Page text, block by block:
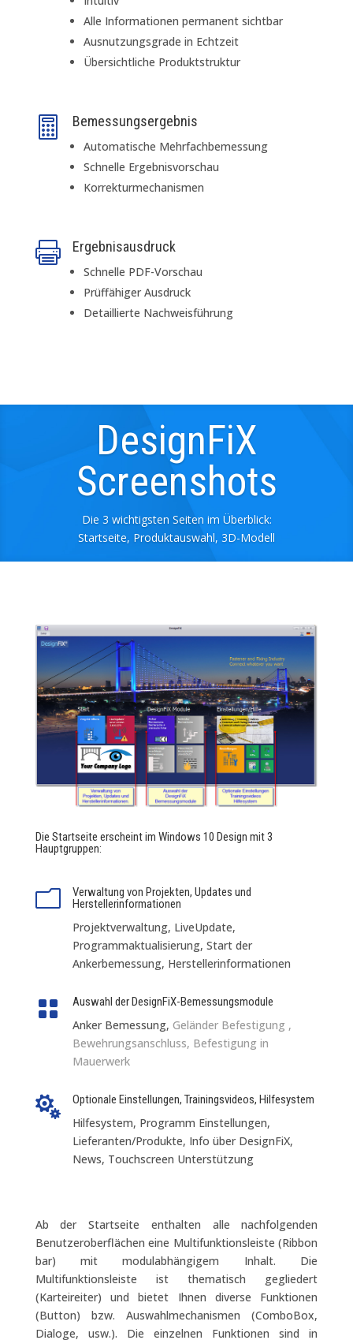
Alle Informationen permanent sichtbar
Ausnutzungsgrade in Echtzeit
Übersichtliche Produktstruktur
 Bemessungsergebnis
Automatische Mehrfachbemessung
Schnelle Ergebnisvorschau
Korrekturmechanismen
 Ergebnisausdruck
Schnelle PDF-Vorschau
Prüffähiger Ausdruck
Detaillierte Nachweisführung
DesignFiX
Screenshots
Die 3 wichtigsten Seiten im Überblick:
Startseite, Produktauswahl, 3D-Modell
Die Startseite erscheint im Windows 10 Design mit 3
Hauptgruppen:
m
Verwaltung von Projekten, Updates und
Herstellerinformationen
Projektverwaltung, LiveUpdate,
Programmaktualisierung, Start der
Ankerbemessung, Herstellerinformationen
 Auswahl der DesignFiX-Bemessungsmodule
Anker Bemessung, Geländer Befestigung ,
Bewehrungsanschluss, Befestigung in
Mauerwerk
 Optionale Einstellungen, Trainingsvideos, Hilfesystem
Hilfesystem, Programm Einstellungen,
Lieferanten/Produkte, Info über DesignFiX,
News, Touchscreen Unterstützung
Ab der Startseite enthalten alle nachfolgenden
Benutzeroberflächen eine Multifunktionsleiste (Ribbon
bar) mit modulabhängigem Inhalt. Die
Multifunktionsleiste ist thematisch gegliedert
(Karteireiter) und bietet Ihnen diverse Funktionen
(Button) bzw. Auswahlmechanismen (ComboBox,
Dialoge, usw.). Die einzelnen Funktionen sind in